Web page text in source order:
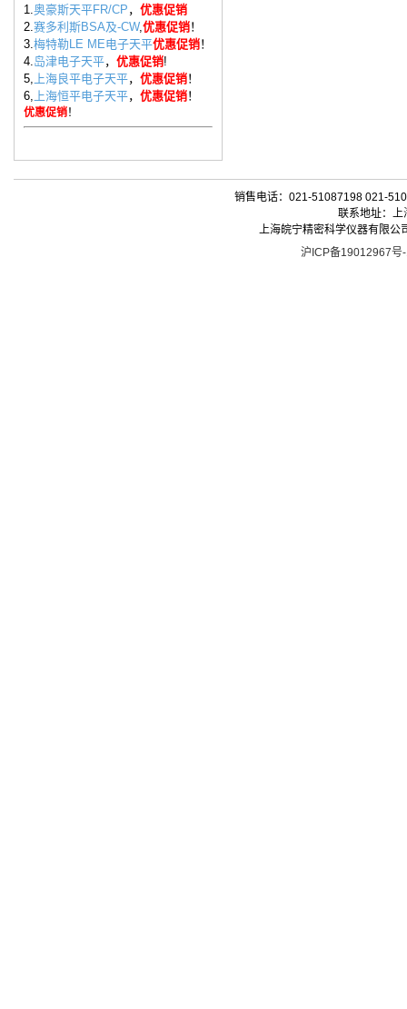
1. 奥豪斯天平FR/CP ， 优惠促销
2. 赛多利斯BSA及-CW, 优惠促销！
3. 梅特勒LE ME电子天平优惠促销！
4. 岛津电子天平， 优惠促销!
5,
上海良平电子天平， 优惠促销！
6,
上海恒平电子天平， 优惠促销！
优惠促销！
销售电话：021-51087198 021-
联系地址：
上海皖宁精密科学仪器有限
沪ICP备19012967号